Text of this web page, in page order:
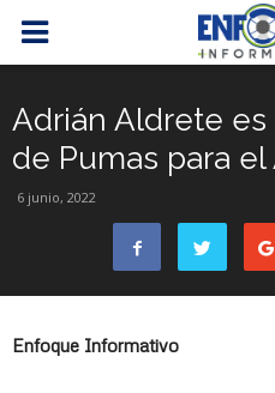
Adrián Aldrete
de Pumas para el
6 junio, 2022
Enfoque Informativo